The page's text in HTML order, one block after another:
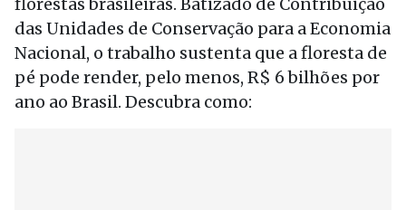
das Unidades de Conservação para a Economia
Nacional, o trabalho sustenta que a floresta de
pé pode render, pelo menos, R$ 6 bilhões por
ano ao Brasil. Descubra como: